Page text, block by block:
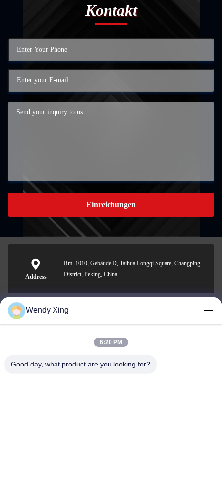
Kontakt
Einreichungen
Address
Rm. 1010, Gebäude D, Taihua Longqi Square, Changping
District, Peking, China
jesingd@vip.sina.com
Wendy Xing
6:20 PM
Good day, what product are you looking for?